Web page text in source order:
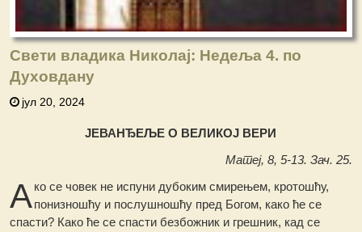
Свети владика Николај: Недеља 4. по
Духовдану
јул 20, 2024
ЈЕВАНЂЕЉЕ О ВЕЛИКОЈ ВЕРИ
Матеј, 8, 5-13. Зач. 25.
Ако се човек не испуни дубоким смирењем, кротошћу,
понизношћу и послушношћу пред Богом, како ће се
спасти? Како ће се спасти безбожник и грешник, кад се